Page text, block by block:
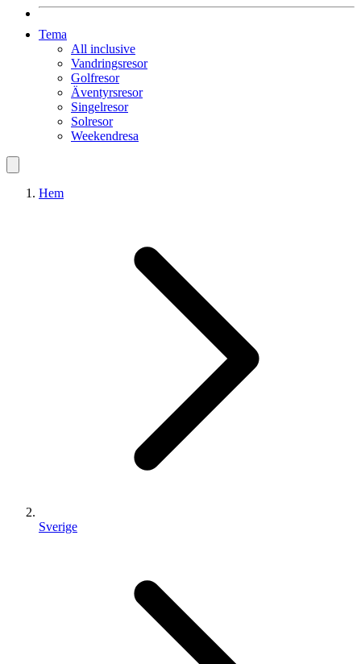
Tema
All inclusive
Vandringsresor
Golfresor
Äventyrsresor
Singelresor
Solresor
Weekendresa
Hem
Sverige